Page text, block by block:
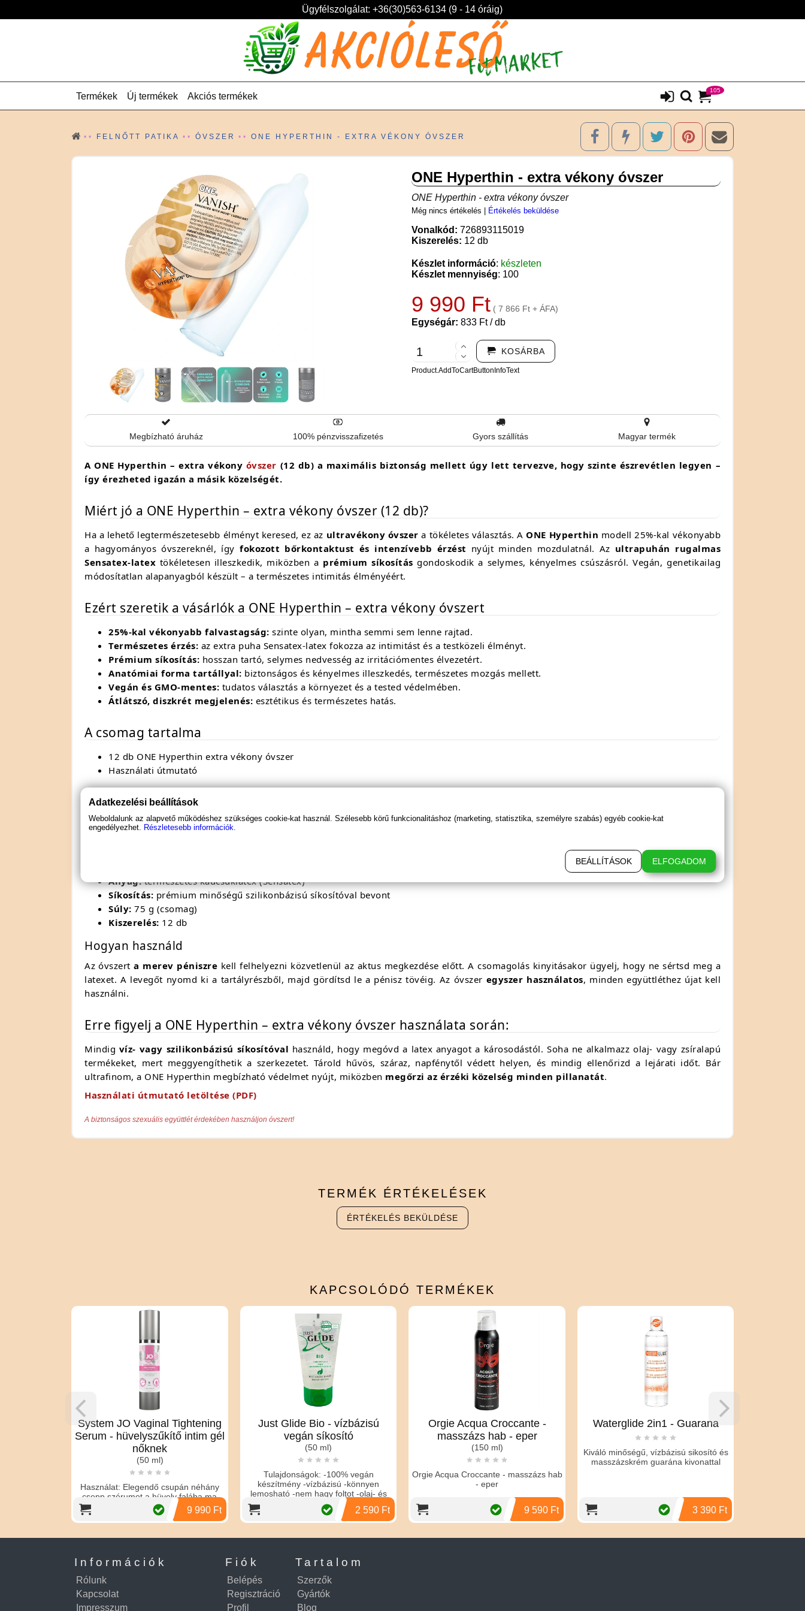
Ügyfélszolgálat: +36(30)563-6134 (9 - 14 óráig)
105
Termékek Új termékek Akciós termékek
FELNŐTT PATIKA ÓVSZER ONE HYPERTHIN - EXTRA VÉKONY ÓVSZER
ONE Hyperthin - extra vékony óvszer
ONE Hyperthin - extra vékony óvszer
Még nincs értékelés Értékelés beküldése
Vonalkód: 726893115019
Kiszerelés: 12 db
Készlet információ: készleten
Készlet mennyiség: 100
9 990 Ft ( 7 866 Ft + ÁFA)
Egységár: 833 Ft / db
KOSÁRBA
Product.AddToCartButtonInfoText
Megbízható áruház 100% pénzvisszafizetés Gyors szállítás Magyar termék
A ONE Hyperthin – extra vékony óvszer (12 db) a maximális biztonság mellett úgy lett tervezve, hogy szinte észrevétlen legyen –
így érezheted igazán a másik közelségét.
Miért jó a ONE Hyperthin – extra vékony óvszer (12 db)?
Ha a lehető legtermészetesebb élményt keresed, ez az ultravékony óvszer a tökéletes választás. A ONE Hyperthin modell 25%-kal vékonyabb
a hagyományos óvszereknél, ígyfokozott bőrkontaktust és intenzívebb érzést nyújt minden mozdulatnál. Az ultrapuhán rugalmas
Sensatex-latex tökéletesen illeszkedik, miközben a prémium síkosítás gondoskodik a selymes, kényelmes csúszásról. Vegán, genetikailag
módosítatlan alapanyagból készült – a természetes intimitás élményéért.
Ezért szeretik a vásárlók a ONE Hyperthin – extra vékony óvszert
25%-kal vékonyabb falvastagság: szinte olyan, mintha semmi sem lenne rajtad.
Természetes érzés: az extra puha Sensatex-latex fokozza az intimitást és a testközeli élményt.
Prémium síkosítás: hosszan tartó, selymes nedvesség az irritációmentes élvezetért.
Anatómiai forma tartállyal: biztonságos és kényelmes illeszkedés, természetes mozgás mellett.
Vegán és GMO-mentes: tudatos választás a környezet és a tested védelmében.
Átlátszó, diszkrét megjelenés: esztétikus és természetes hatás.
A csomag tartalma
12 db ONE Hyperthin extra vékony óvszer
Használati útmutató
Terméktulajdonságok
Hossz:180 mm
Anyag:természetes kaucsuklatex (Sensatex)
Síkosítás: prémium minőségű szilikonbázisú síkosítóval bevont
Súly: 75 g (csomag)
Kiszerelés: 12 db
Hogyan használd
Az óvszerta merev péniszre kell felhelyezni közvetlenül az aktus megkezdése előtt. A csomagolás kinyitásakor ügyelj, hogy ne sértsd meg a
latexet. A levegőt nyomd ki a tartályrészből, majd gördítsd le a pénisz tövéig. Az óvszer egyszer használatos, minden együttléthez újat kell
használni.
Erre figyelj a ONE Hyperthin – extra vékony óvszer használata során:
Mindig víz- vagy szilikonbázisú síkosítóval használd, hogy megóvd a latex anyagot a károsodástól. Soha ne alkalmazz olaj- vagy zsíralapú
termékeket, mert meggyengíthetik a szerkezetet. Tárold hűvös, száraz, napfénytől védett helyen, és mindig ellenőrizd a lejárati időt. Bár
ultrafinom, a ONE Hyperthin megbízható védelmet nyújt, miközben megőrzi az érzéki közelség minden pillanatát.
Használati útmutató letöltése (PDF)
A biztonságos szexuális együttlét érdekében használjon óvszert!
TERMÉK ÉRTÉKELÉSEK
ÉRTÉKELÉS BEKÜLDÉSE
KAPCSOLÓDÓ TERMÉKEK
System JO Vaginal Tightening
Serum - hüvelyszűkítő intim gél
nőknek
(50 ml)
Használat: Elegendő csupán néhány
csepp szérumot a hüvely falába ma
9 990 Ft
Just Glide Bio - vízbázisú
vegán síkosító
(50 ml)
Tulajdonságok: -100% vegán
készítmény -vízbázisú -könnyen
lemosható -nem hagy foltot -olaj- és
zsírmentes -optimáli
2 590 Ft
Orgie Acqua Croccante -
masszázs hab - eper
(150 ml)
Orgie Acqua Croccante - masszázs hab
- eper
9 590 Ft
Waterglide 2in1 - Guarana
Kiváló minőségű, vízbázisú sikosító és
masszázskrém guarána kivonattal
3 390 Ft
Információk
Rólunk
Kapcsolat
Impresszum
Fiók
Belépés
Regisztráció
Profil
Tartalom
Szerzők
Gyártók
Blog
Adatkezelési beállítások
Weboldalunk az alapvető működéshez szükséges cookie-kat használ. Szélesebb körű funkcionalitáshoz (marketing, statisztika, személyre szabás) egyéb cookie-kat
engedélyezhet. Részletesebb információk.
BEÁLLÍTÁSOK ELFOGADOM